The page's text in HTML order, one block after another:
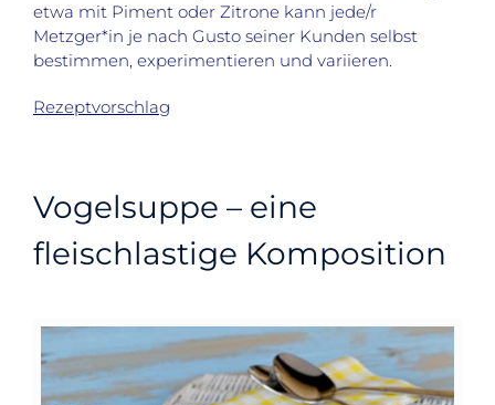
etwa mit Piment oder Zitrone kann jede/r
Metzger*in je nach Gusto seiner Kunden selbst
bestimmen, experimentieren und variieren.
Rezeptvorschlag
Vogelsuppe – eine
fleischlastige Komposition